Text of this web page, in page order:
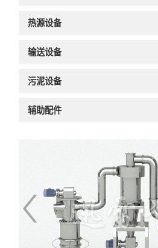
热源设备
输送设备
污泥设备
辅助配件